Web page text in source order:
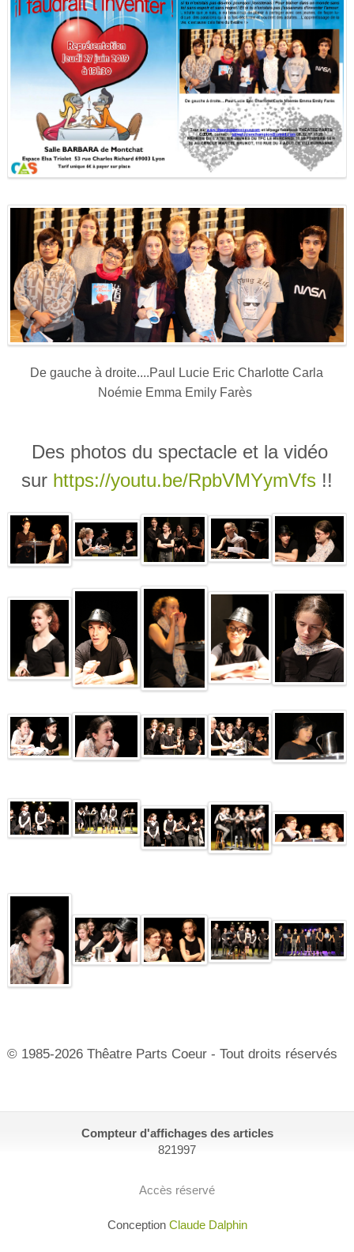
De gauche à droite....Paul Lucie Eric Charlotte Carla
Noémie Emma Emily Farès
Des photos du spectacle et la vidéo
sur https://youtu.be/RpbVMYymVfs!!
© 1985-2026 Thêatre Parts Coeur - Tout droits réservés
Compteur d'affichages des articles
821997
Accès réservé
Conception Claude Dalphin